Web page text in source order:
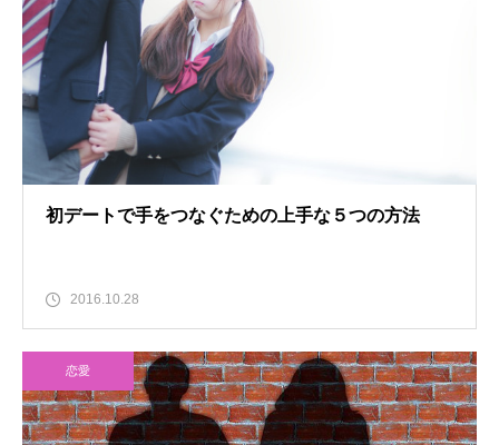
初デートで手をつなぐための上手な５つの方法
2016.10.28
恋愛